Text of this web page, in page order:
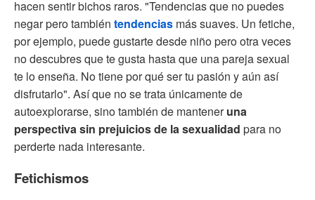
hacen sentir bichos raros. "Tendencias que no puedes
negar pero también tendencias más suaves. Un fetiche,
por ejemplo, puede gustarte desde niño pero otra veces
no descubres que te gusta hasta que una pareja sexual
te lo enseña. No tiene por qué ser tu pasión y aún así
disfrutarlo". Así que no se trata únicamente de
autoexplorarse, sino también de manteneruna
perspectiva sin prejuicios de la sexualidad para no
perderte nada interesante.
Fetichismos